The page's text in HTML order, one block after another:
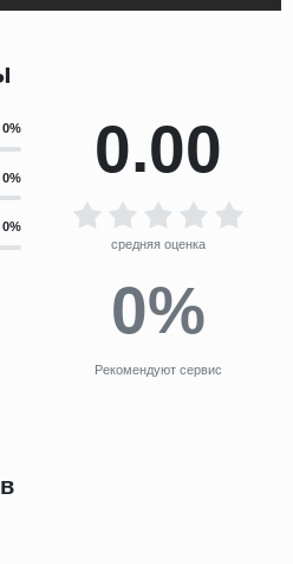
0.00
средняя оценка
0%
Рекомендуют сервис